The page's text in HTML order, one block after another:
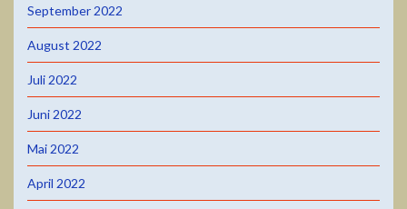
September 2022
August 2022
Juli 2022
Juni 2022
Mai 2022
April 2022